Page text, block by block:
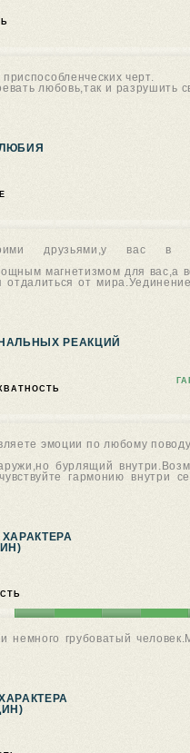
черт.
любовь,так и разрушить
друзьями,у вас в
магнетизмом для вас,а
от
РЕАКЦИЙ
эмоции по любому
бурлящий
гармонию внутри
грубоватый